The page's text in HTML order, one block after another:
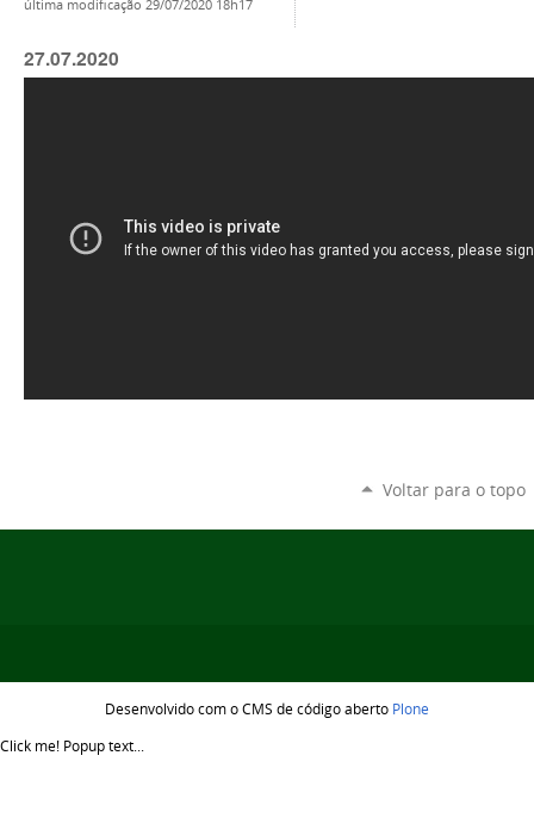
última modificação 29/07/2020 18h17
27.07.2020
Voltar para o topo
Desenvolvido com o CMS de código aberto Plone
Click me! Popup text...